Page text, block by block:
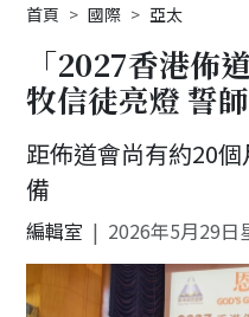
首頁 國際 亞太
「2027香港佈
牧信徒亮燈 誓
距佈道會尚有約20
備
編輯室 2026年5月29日